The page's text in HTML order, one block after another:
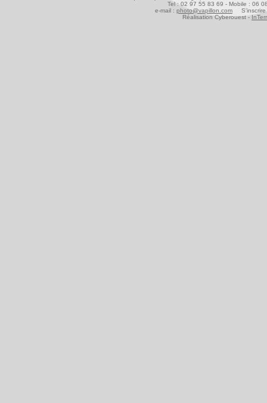
Tel : 02 97 55 83 69 - Mobile : 06
e-mail : photo@vapillon.com S'inscrire
Réalisation Cyberouest -